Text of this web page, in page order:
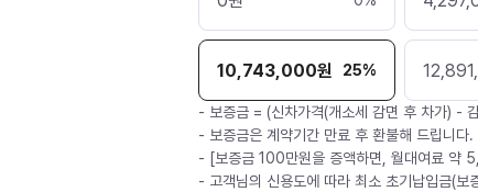
10,743,000원 25%
- 보증금 = (신차가격(개소세 감면 후 차가) -
- 보증금은 계약기간 만료 후 환불해 드립니다.
- [보증금 100만원을 증액하면, 월대여료 약
- 고객님의 신용도에 따라 최소 초기납입금(보